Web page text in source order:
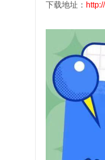
下载地址：